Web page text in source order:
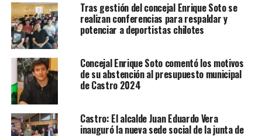
Tras gestión del concejal Enrique Soto se
realizan conferencias para respaldar y
potenciar a deportistas chilotes
Concejal Enrique Soto comentó los motivos
de su abstención al presupuesto municipal
de Castro 2024
Castro: El alcalde Juan Eduardo Vera
inauguró la nueva sede social de la junta de